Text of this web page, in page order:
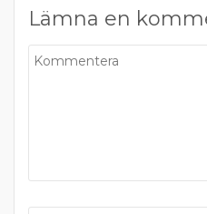
Lämna en